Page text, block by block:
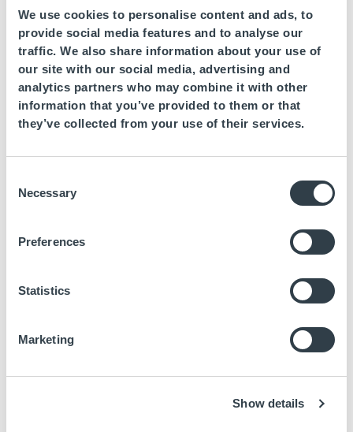
We use cookies to personalise content and ads, to
provide social media features and to analyse our
traffic. We also share information about your use of
our site with our social media, advertising and
analytics partners who may combine it with other
information that you’ve provided to them or that
they’ve collected from your use of their services.
Selection
Necessary
Preferences
Statistics
Marketing
Show details
Appartements Fuerte Calaceite (aujourd’huiOlée
Holiday Rentals ).A été achevée. Les appartements
d’Olée Nerja Holiday Rentals et d’Olée Torrox Holiday
Rentals, situés dans un cadre privilégié entre les
villages de Nerja et de Torrox, bénéficient du meilleur
climat d’Europe. C’est l’engagement de la chaîne sur la
côte est de Malaga, situé en face de la plage avec une
Olée Nerja Holiday Rentals